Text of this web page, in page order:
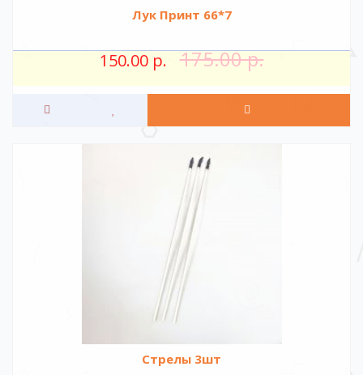
Лук Принт 66*7
150.00 р. 175.00 р.
Стрелы 3шт